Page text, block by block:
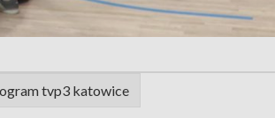
tvp3 katowice